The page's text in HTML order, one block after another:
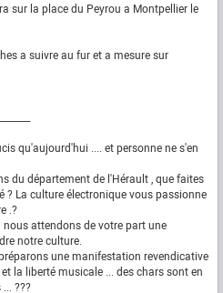
sur la place du Peyrou a Montpellier le
a suivre au fur et a mesure sur
qu'aujourd'hui .... et personne ne s'en
du département de l'Hérault , que faites
? La culture électronique vous passionne
.?
attendons de votre part une
notre culture.
une manifestation revendicative
la liberté musicale ... des chars sont en
???